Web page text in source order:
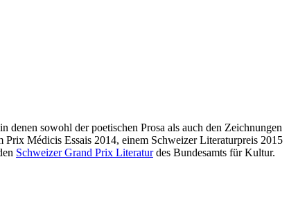
denen sowohl der poetischen Prosa als auch den Zeichnungen
Médicis Essais 2014, einem Schweizer Literaturpreis 2015
Schweizer Grand Prix Literaturdes Bundesamts für Kultur.